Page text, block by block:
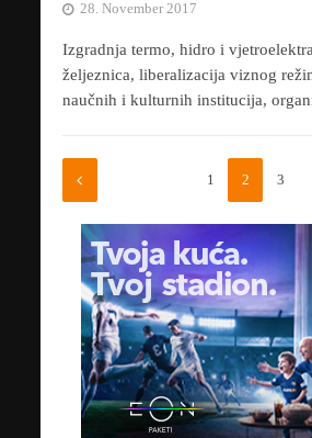
28. November 2017
Izgradnja termo, hidro i
željeznica, liberalizacija viznog
naučnih i kulturnih institucija,
1 2 3